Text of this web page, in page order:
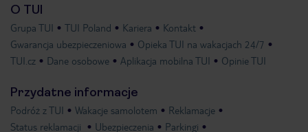
O TUI
Grupa TUI TUI Poland Kariera
Kontakt
Gwarancja ubezpieczeniowa
Opieka TUI na wakacjach 24/7
TUI.cz
Dane osobowe Aplikacja mobilna TUI Opinie TUI
Przydatne informacje
Podróż z TUI Wakacje samolotem
Reklamacje
Status reklamacji
Ubezpieczenia Parkingi